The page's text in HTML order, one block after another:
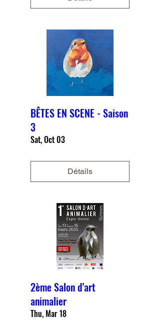
BÊTES EN SCENE - Saison
3
Sat, Oct 03
Détails
2ème Salon d’art
animalier
Thu, Mar 18